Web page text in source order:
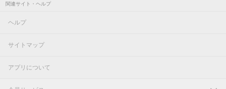
関連サイト・ヘルプ
ヘルプ
サイトマップ
アプリについて